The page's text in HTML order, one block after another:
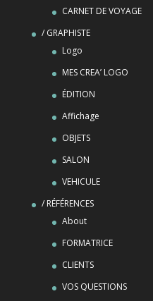
CARNET DE VOYAGE
/ GRAPHISTE
Logo
MES CREA’ LOGO
ÉDITION
Affichage
OBJETS
SALON
VEHICULE
/ RÉFÉRENCES
About
FORMATRICE
CLIENTS
VOS QUESTIONS